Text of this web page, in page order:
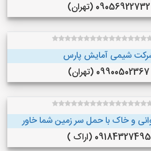
09056922732 (تهران)
شیمی آمایش پارس
09900502367 (تهران)
و خاک با حمل سر زمین شما خاور
09184327495 (اراک )